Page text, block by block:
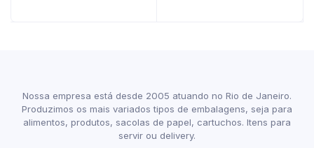
Nossa empresa está desde 2005 atuando no Rio de Janeiro.
Produzimos os mais variados tipos de embalagens, seja para
alimentos, produtos, sacolas de papel, cartuchos. Itens para
servir ou delivery.